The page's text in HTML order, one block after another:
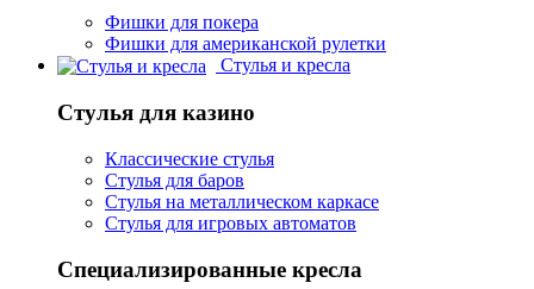
Фишки для покера
Фишки для американской рулетки
Стулья и кресла
Стулья для казино
Классические стулья
Стулья для баров
Стулья на металлическом каркасе
Стулья для игровых автоматов
Специализированные кресла